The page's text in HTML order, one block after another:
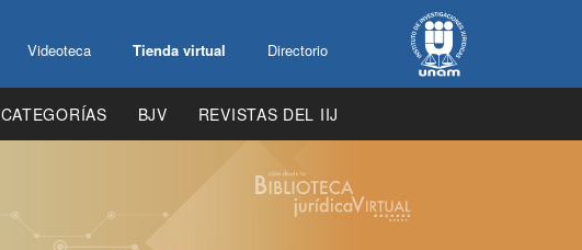
Videoteca Tienda virtual Directorio
CATEGORÍAS BJV REVISTAS DEL IIJ